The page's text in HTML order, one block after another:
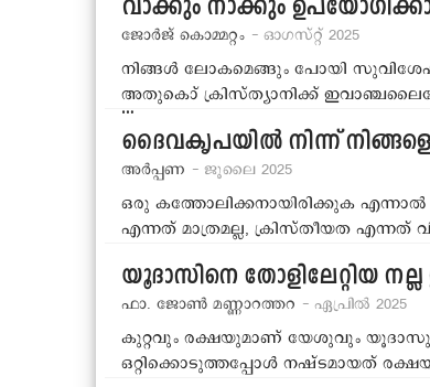
വാക്കും നാക്കും
ജോര്‍ജ് കൊമ്മറ്റം - ഓഗസ്റ്റ് 2025
നിങ്ങള്‍ ലോകമെങ്ങും പോയി
അതുകൊ് ക്രിസ്ത്യാനിക്ക്
…
ദൈവകൃപയില്‍ നിന്ന്
അര്‍പ്പണ - ജൂലൈ 2025
ഒരു കത്തോലിക്കനായിരിക്കുക
എന്നത് മാത്രമല്ല, ക്രിസ്തീയത എന്നത്
യൂദാസിനെ തോളിലേറ്റിയ
ഫാ. ജോണ്‍ മണ്ണാറത്തറ - ഏപ്രില്‍ 2025
കുറ്റവും രക്ഷയുമാണ് യേശുവും യൂദാസും
ഒറ്റിക്കൊടുത്തപ്പോള്‍ നഷ്ടമായത്